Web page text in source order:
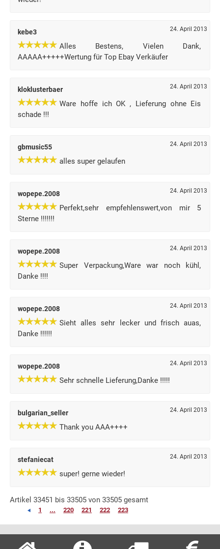
kebe3 24. April 2013
Alles Bestens, Vielen Dank,
AAAAA+++++Wertung für Top Ebay Verkäufer
kloklusterbaer 24. April 2013
Ware hoffe ich OK , Lieferung ohne Eis
schade !!!
gbmusic55 24. April 2013
alles super gelaufen
wopepe.2008 24. April 2013
Perfekt,sehr empfehlenswert,von mir 5
Sterne !!!!!!!
wopepe.2008 24. April 2013
Super Verpackung,Ware war noch kühl,
Danke !!!!
wopepe.2008 24. April 2013
Sieht alles sehr lecker und frisch auas,
Danke !!!!!!
wopepe.2008 24. April 2013
Sehr schnelle Lieferung,Danke !!!!!
bulgarian_seller 24. April 2013
Thank you AAA++++
stefaniecat 24. April 2013
super! gerne wieder!
Artikel 33451 bis 33505 von 33505 gesamt
1 ... 220 221 222 223